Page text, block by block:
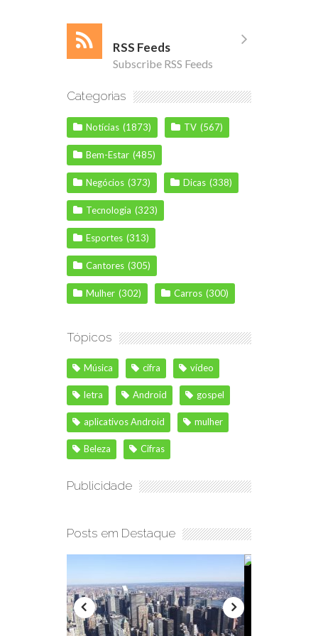
RSS Feeds
Subscribe RSS Feeds
Categorias
Notícias (1873) TV (567)
Bem-Estar (485)
Negócios (373) Dicas (338)
Tecnologia (323)
Esportes (313)
Cantores (305)
Mulher (302) Carros (300)
Tópicos
Música cifra vídeo
letra Android gospel
aplicativos Android mulher
Beleza Cifras
Publicidade
Posts em Destaque